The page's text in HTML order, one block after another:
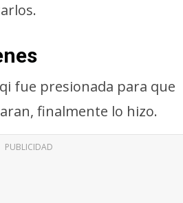
fue presionada para que
finalmente lo hizo.
PUBLICIDAD